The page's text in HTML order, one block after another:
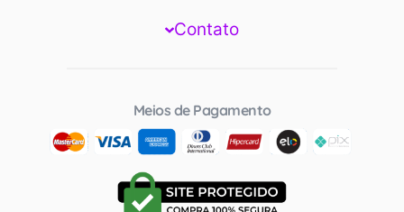
Contato
Meios de Pagamento